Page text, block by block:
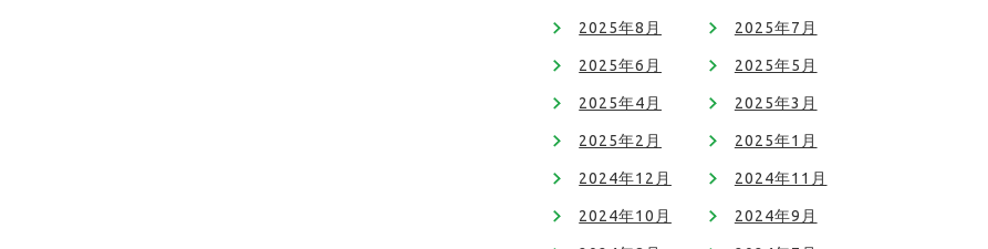
2025年8月 2025年7月
2025年6月 2025年5月
2025年4月 2025年3月
2025年2月 2025年1月
2024年12月 2024年11月
2024年10月 2024年9月